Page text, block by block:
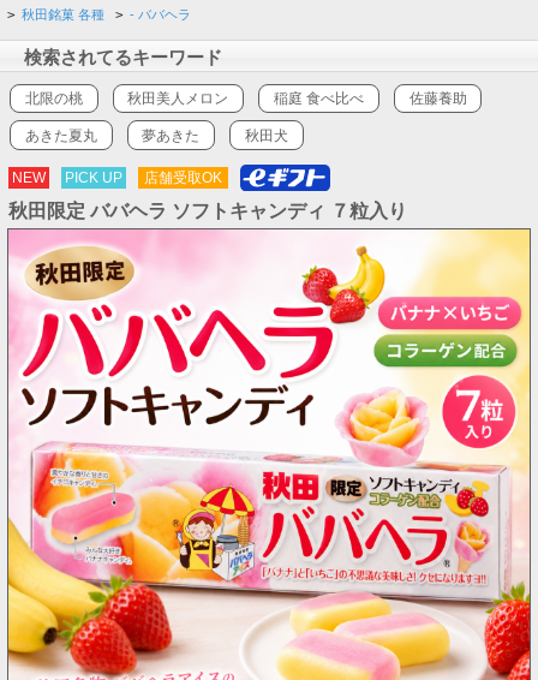
> 秋田銘菓 各種 > - ババヘラ
検索されてるキーワード
北限の桃 秋田美人メロン 稲庭 食べ比べ 佐藤養助
あきた夏丸 夢あきた 秋田犬
NEW PICK UP 店舗受取OK
秋田限定 ババヘラ ソフトキャンディ ７粒入り